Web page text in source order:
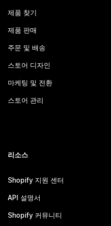
제품 찾기
제품 판매
주문 및 배송
스토어 디자인
마케팅 및 전환
스토어 관리
리소스
Shopify 지원 센터
API 설명서
Shopify 커뮤니티